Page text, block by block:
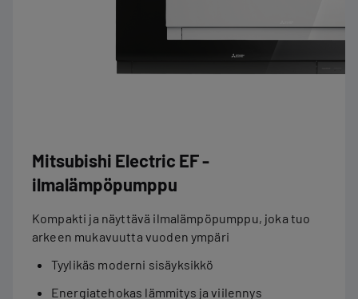
Mitsubishi Electric EF -
ilmalämpöpumppu
Kompakti ja näyttävä ilmalämpöpumppu, joka tuo
arkeen mukavuutta vuoden ympäri
Tyylikäs moderni sisäyksikkö
Energiatehokas lämmitys ja viilennys